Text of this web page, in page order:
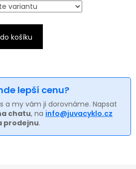
košíku
lepší cenu?
a my vám ji dorovnáme. Napsat
chatu, na info@juvacyklo.cz
prodejnu.